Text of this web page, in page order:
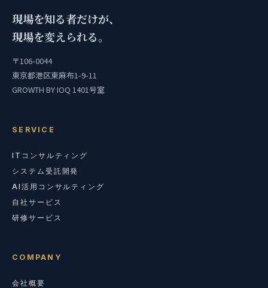
現場を知る者だけが、
現場を変えられる。
〒106-0044
東京都港区東麻布1-9-11
GROWTH BY IOQ 1401号室
SERVICE
ITコンサルティング
システム受託開発
AI活用コンサルティング
自社サービス
研修サービス
COMPANY
会社概要